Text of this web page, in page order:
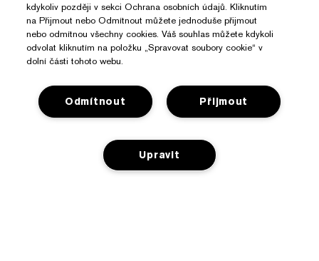
Potřebujete Pomoc?
Kontaktovat Výrobce
O Značce Estée Lauder
kdykoliv později v sekci Ochrana osobních údajů. Kliknutím
na Přijmout nebo Odmítnout můžete jednoduše přijmout
nebo odmítnou všechny cookies. Váš souhlas můžete kdykoli
odvolat kliknutím na položku „Spravovat soubory cookie“ v
dolní části tohoto webu.
Přijmout
Odmítnout
Upravit